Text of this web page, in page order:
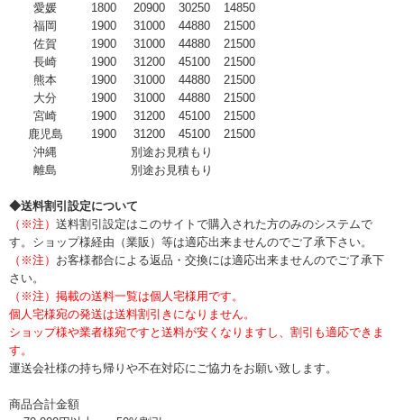
愛媛
1800 20900 30250
14850
福岡
1900 31000 44880
21500
佐賀
1900 31000 44880
21500
長崎
1900 31200 45100
21500
熊本
1900 31000 44880
21500
大分
1900 31000 44880
21500
宮崎
1900 31200 45100
21500
鹿児島
1900 31200 45100
21500
沖縄
別途お見積もり
離島
別途お見積もり
◆送料割引設定について
（※注） 送料割引設定はこのサイトで購入された方のみのシステムで
す。ショップ様経由（業販）等は適応出来ませんのでご了承下さい。
（※注） お客様都合による返品・交換には適応出来ませんのでご了承下
さい。
（※注）掲載の送料一覧は個人宅様用です。
個人宅様宛の発送は送料割引きになりません。
ショップ様や業者様宛ですと送料が安くなりますし、割引も適応できま
す。
運送会社様の持ち帰りや不在対応にご協力をお願い致します。
商品合計金額